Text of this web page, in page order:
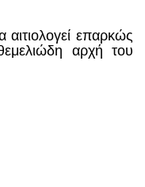
επαρκώς
αρχή του